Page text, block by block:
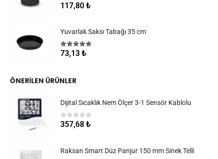
0 5 üzerinden
117,80 ₺
Yuvarlak Saksı Tabağı 35 cm
5.005 üzerinden
73,13 ₺
ÖNERILEN ÜRÜNLER
Dijital Sıcaklık Nem Ölçer 3-1 Sensör Kablolu
05 üzerinden
357,68 ₺
Raksan Smart Düz Panjur 150 mm Sinek Telli